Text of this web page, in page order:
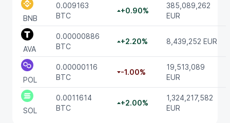
BNB
0.009163
BTC
+0.90%
385,089,262
EUR
AVA
0.00000886
BTC
+2.20% 8,439,252 EUR
POL
0.00000116
BTC
-1.00%
19,513,089
EUR
SOL
0.0011614
BTC
+2.00%
1,324,217,582
EUR